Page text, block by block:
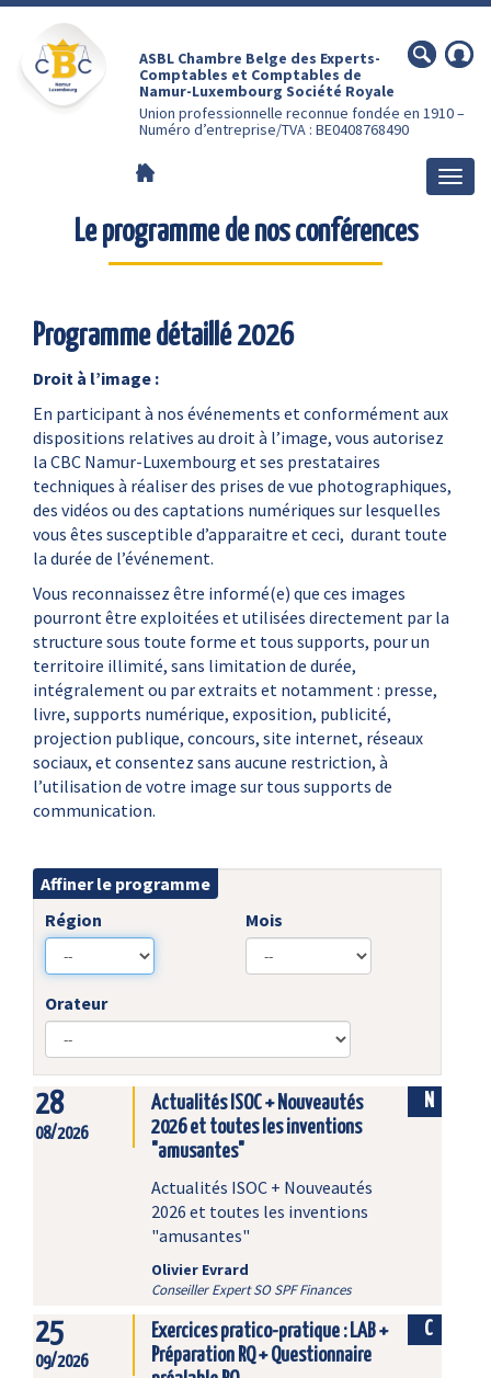
ASBL Chambre Belge des Experts-
Comptables et Comptables de
Namur-Luxembourg Société Royale
Union professionnelle reconnue fondée en 1910 –
Numéro d’entreprise/TVA : BE0408768490
Le programme de nos conférences
Programme détaillé 2026
Droit à l’image :
En participant à nos événements et conformément aux
dispositions relatives au droit à l’image, vous autorisez
la CBC Namur-Luxembourg et ses prestataires
techniques à réaliser des prises de vue photographiques,
des vidéos ou des captations numériques sur lesquelles
vous êtes susceptible d’apparaitre et ceci, durant toute
la durée de l’événement.
Vous reconnaissez être informé(e) que ces images
pourront être exploitées et utilisées directement par la
structure sous toute forme et tous supports, pour un
territoire illimité, sans limitation de durée,
intégralement ou par extraits et notamment : presse,
livre, supports numérique, exposition, publicité,
projection publique, concours, site internet, réseaux
sociaux, et consentez sans aucune restriction, à
l’utilisation de votre image sur tous supports de
communication.
Affiner le programme
Région
Mois
Orateur
28
08/2026
Actualités ISOC + Nouveautés
2026 et toutes les inventions
"amusantes"
Actualités ISOC + Nouveautés
2026 et toutes les inventions
"amusantes"
Olivier Evrard
Conseiller Expert SO SPF Finances
N
25
09/2026
Exercices pratico-pratique : LAB +
Préparation RQ + Questionnaire
C